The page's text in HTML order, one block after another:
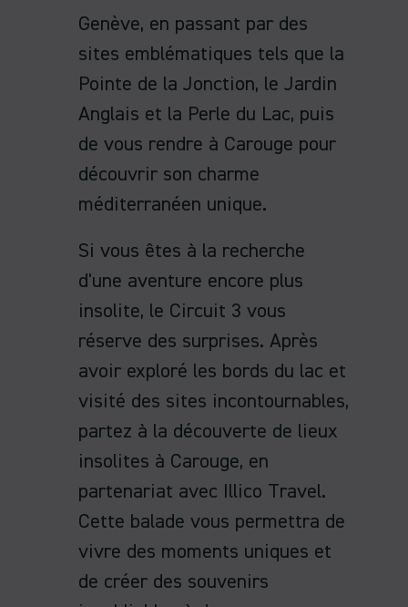
Genève, en passant par des
sites emblématiques tels que la
Pointe de la Jonction, le Jardin
Anglais et la Perle du Lac, puis
de vous rendre à Carouge pour
découvrir son charme
méditerranéen unique.
Si vous êtes à la recherche
d'une aventure encore plus
insolite, le Circuit 3 vous
réserve des surprises. Après
avoir exploré les bords du lac et
visité des sites incontournables,
partez à la découverte de lieux
insolites à Carouge, en
partenariat avec Illico Travel.
Cette balade vous permettra de
vivre des moments uniques et
de créer des souvenirs